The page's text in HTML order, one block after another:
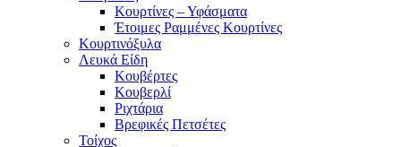
Κουρτίνες – Υφάσματα
Έτοιμες Ραμμένες Κουρτίνες
Κουρτινόξυλα
Λευκά Είδη
Κουβέρτες
Κουβερλί
Ριχτάρια
Βρεφικές Πετσέτες
Τοίχος